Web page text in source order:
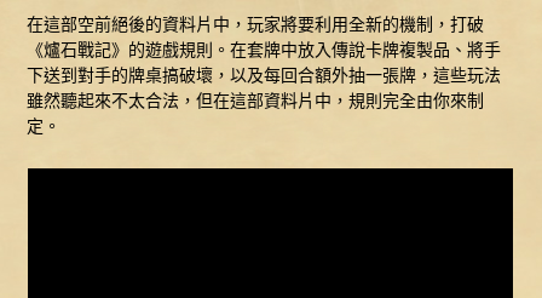
在這部空前絕後的資料片中，玩家將要利用全新的機制，打破
《爐石戰記》的遊戲規則。在套牌中放入傳說卡牌複製品、將手
下送到對手的牌桌搞破壞，以及每回合額外抽一張牌，這些玩法
雖然聽起來不太合法，但在這部資料片中，規則完全由你來制
定。